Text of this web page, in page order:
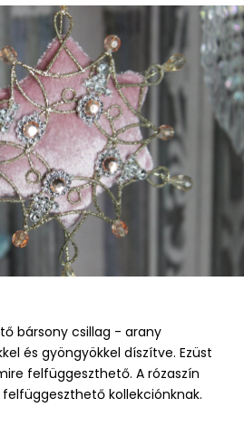
bársony csillag - arany
és gyöngyökkel díszítve. Ezüst
felfüggeszthető. A rózaszín
felfüggeszthető kollekciónknak.